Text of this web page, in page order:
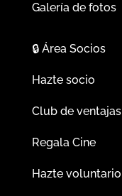
Galería de fotos
🔒Área Socios
Hazte socio
Club de ventajas
Regala Cine
Hazte voluntario